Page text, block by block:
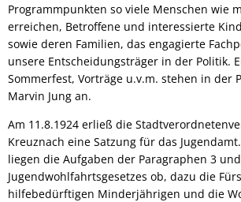
Programmpunkten so viele Menschen wie
erreichen, Betroffene und interessierte
sowie deren Familien, das engagierte
unsere Entscheidungsträger in der Politik.
Sommerfest, Vorträge u.v.m. stehen in der
Marvin Jung an.
Am 11.8.1924 erließ die
Kreuznach eine Satzung für das
liegen die Aufgaben der Paragraphen 3
Jugendwohlfahrtsgesetzes ob, dazu die
hilfebedürftigen Minderjährigen und die